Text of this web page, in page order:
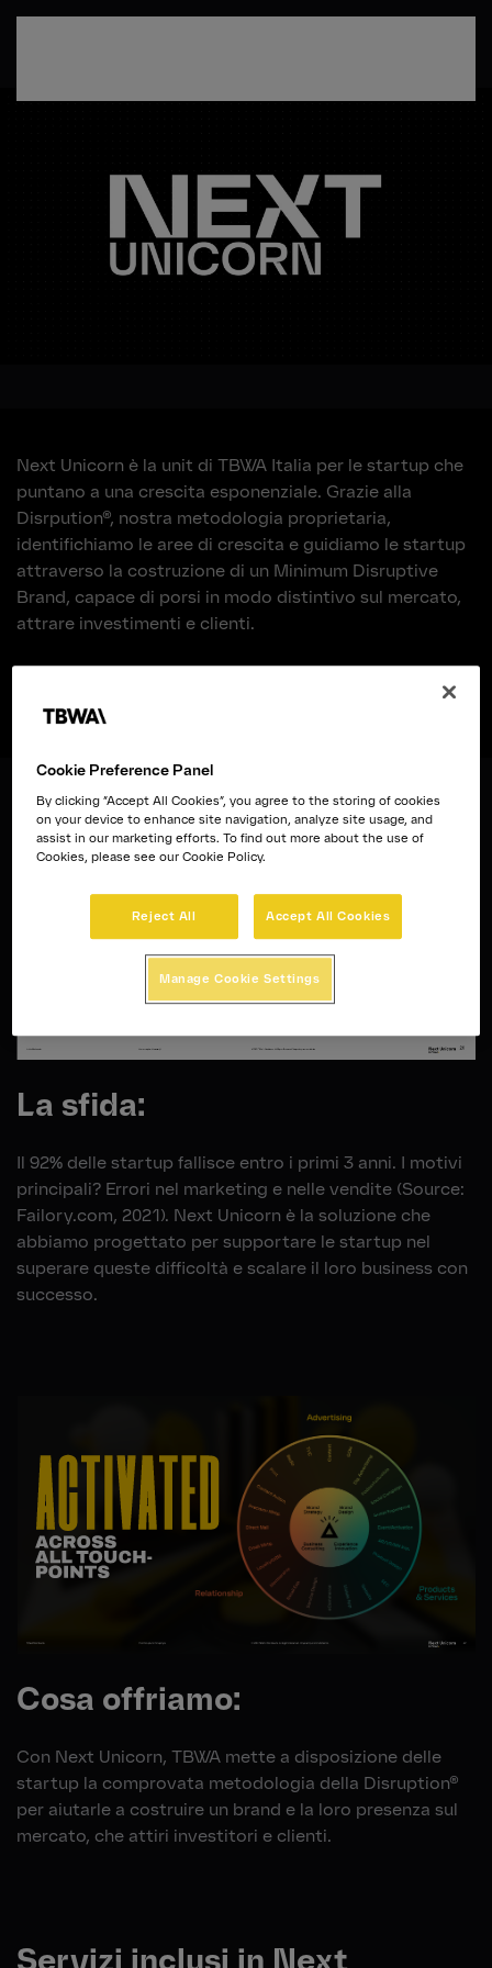
Next Unicorn è la unit di TBWA Italia per le startup che
puntano a una crescita esponenziale. Grazie alla
Disrpution®, nostra metodologia proprietaria,
identifichiamo le aree di crescita e guidiamo le startup
attraverso la costruzione di un Minimum Disruptive
Brand, capace di porsi in modo distintivo sul mercato,
attrare investimenti e clienti.
Per maggiori informazioni compila il FORM
La sfida:
Il 92% delle startup fallisce entro i primi 3 anni. I motivi
principali? Errori nel marketing e nelle vendite (Source:
Failory.com, 2021). Next Unicorn è la soluzione che
abbiamo progettato per supportare le startup nel
superare queste difficoltà e scalare il loro business con
successo.
Cosa offriamo:
Con Next Unicorn, TBWA mette a disposizione delle
startup la comprovata metodologia della Disruption®
per aiutarle a costruire un brand e la loro presenza sul
mercato, che attiri investitori e clienti.
Cookie Preference Panel
By clicking “Accept All Cookies”, you agree to the storing of cookies
on your device to enhance site navigation, analyze site usage, and
assist in our marketing efforts. To find out more about the use of
Cookies, please see our Cookie Policy.
Reject All Accept All Cookies
Manage Cookie Settings